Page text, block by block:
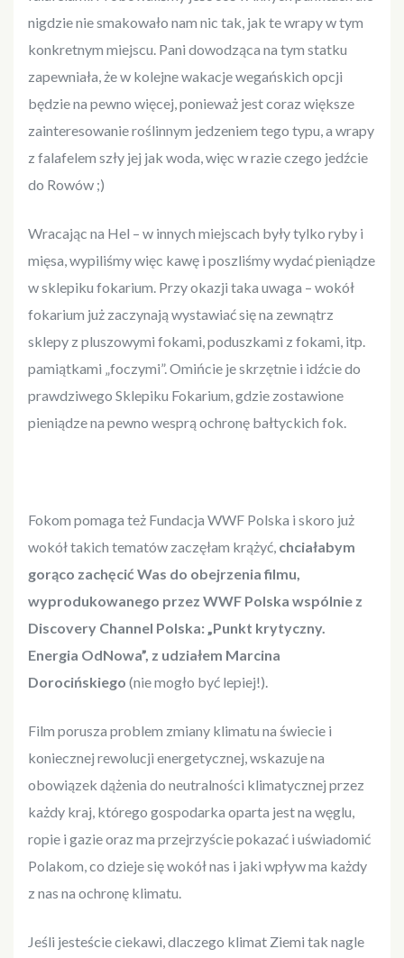
nigdzie nie smakowało nam nic tak, jak te wrapy w tym
konkretnym miejscu. Pani dowodząca na tym statku
zapewniała, że w kolejne wakacje wegańskich opcji
będzie na pewno więcej, ponieważ jest coraz większe
zainteresowanie roślinnym jedzeniem tego typu, a wrapy
z falafelem szły jej jak woda, więc w razie czego jedźcie
do Rowów ;)
Wracając na Hel – w innych miejscach były tylko ryby i
mięsa, wypiliśmy więc kawę i poszliśmy wydać pieniądze
w sklepiku fokarium. Przy okazji taka uwaga – wokół
fokarium już zaczynają wystawiać się na zewnątrz
sklepy z pluszowymi fokami, poduszkami z fokami, itp.
pamiątkami „foczymi”. Omińcie je skrzętnie i idźcie do
prawdziwego Sklepiku Fokarium, gdzie zostawione
pieniądze na pewno wesprą ochronę bałtyckich fok.
Fokom pomaga też Fundacja WWF Polska i skoro już
wokół takich tematów zaczęłam krążyć, chciałabym
gorąco zachęcić Was do obejrzenia filmu,
wyprodukowanego przez WWF Polska wspólnie z
Discovery Channel Polska: „Punkt krytyczny.
Energia OdNowa”, z udziałem Marcina
Dorocińskiego (nie mogło być lepiej!).
Film porusza problem zmiany klimatu na świecie i
koniecznej rewolucji energetycznej, wskazuje na
obowiązek dążenia do neutralności klimatycznej przez
każdy kraj, którego gospodarka oparta jest na węglu,
ropie i gazie oraz ma przejrzyście pokazać i uświadomić
Polakom, co dzieje się wokół nas i jaki wpływ ma każdy
z nas na ochronę klimatu.
Jeśli jesteście ciekawi, dlaczego klimat Ziemi tak nagle